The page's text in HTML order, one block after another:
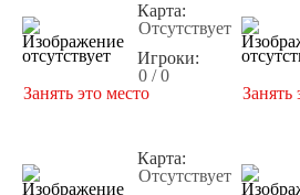
Карта:
Отсутствует
Игроки:
0 / 0
Занять это место
Занять
Карта:
Отсутствует